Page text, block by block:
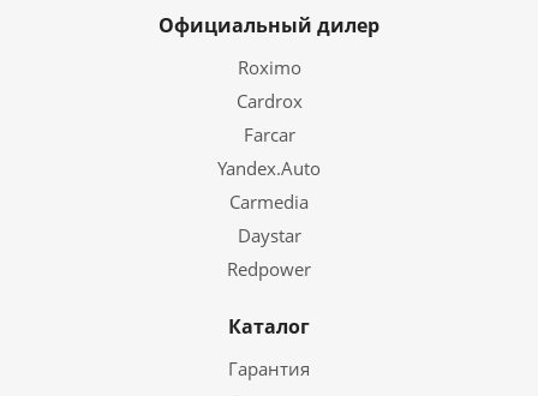
Официальный дилер
Roximo
Cardrox
Farcar
Yandex.Auto
Carmedia
Daystar
Redpower
Каталог
Гарантия